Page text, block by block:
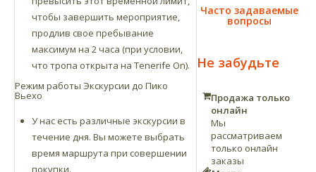
чтобы завершить мероприятие,
продлив свое пребывание
максимум на 2 часа (при условии,
что тропа открыта на Tenerife On).
Режим работы Экскурсии до Пико
Вьехо
У нас есть различные экскурсии в
течение дня. Вы можете выбрать
время маршрута при совершении
покупки.
Часто задаваемые
вопросы
Не забудьте
Продажа только
онлайн
Мы
рассматриваем
только онлайн
заказы